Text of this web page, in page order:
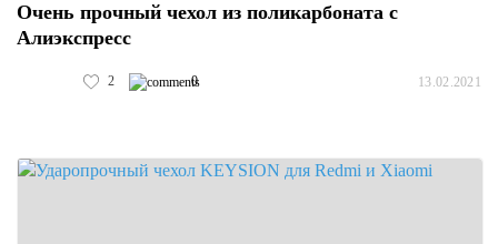
Очень прочный чехол из поликарбоната с
Алиэкспресс
2 0 13.02.2021